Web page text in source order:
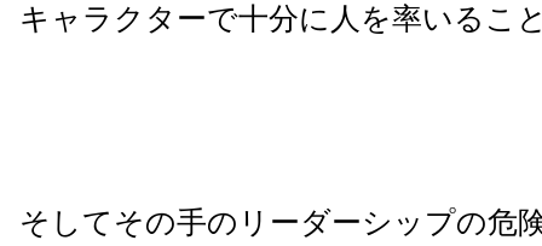
キャラクターで十分に人を率いるこ
そしてその手のリーダーシップの危